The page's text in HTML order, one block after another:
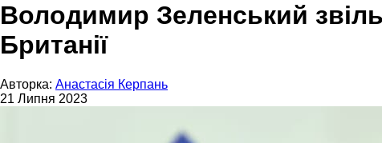
Володимир Зеленський
Британії
Авторка: Анастасія Керпань
21 Липня 2023